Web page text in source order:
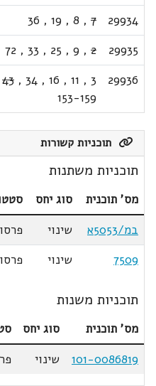
29934
7
,
8
,
19
,
36
29935
2
,
9
,
25
,
33
,
72
29936
3
,
11
,
16
,
34
,
43
153-159
תוכניות קשורות
תוכניות משתנות
מס' תוכנית סוג יחס
במ/5053א
שינוי
7509
שינוי
תוכניות משנות
מס' תוכנית סוג יחס
101-0086819
שינוי